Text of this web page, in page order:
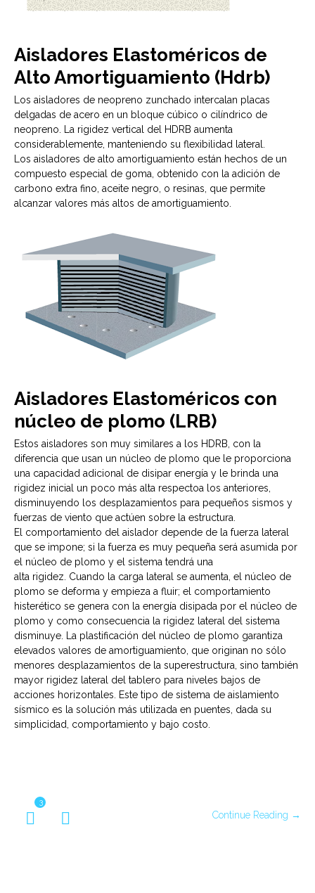
Aisladores Elastoméricos de
Alto Amortiguamiento (Hdrb)
Los aisladores de neopreno zunchado intercalan placas
delgadas de acero en un bloque cúbico o cilíndrico de
neopreno. La rigidez vertical del HDRB aumenta
considerablemente, manteniendo su flexibilidad lateral.
Los aisladores de alto amortiguamiento están hechos de un
compuesto especial de goma, obtenido con la adición de
carbono extra fino, aceite negro, o resinas, que permite
alcanzar valores más altos de amortiguamiento.
Aisladores Elastoméricos con
núcleo de plomo (LRB)
Estos aisladores son muy similares a los HDRB, con la
diferencia que usan un núcleo de plomo que le proporciona
una capacidad adicional de disipar energía y le brinda una
rigidez inicial un poco más alta respectoa los anteriores,
disminuyendo los desplazamientos para pequeños sismos y
fuerzas de viento que actúen sobre la estructura.
El comportamiento del aislador depende de la fuerza lateral
que se impone; si la fuerza es muy pequeña será asumida por
el núcleo de plomo y el sistema tendrá una
alta rigidez. Cuando la carga lateral se aumenta, el núcleo de
plomo se deforma y empieza a fluir; el comportamiento
histerético se genera con la energía disipada por el núcleo de
plomo y como consecuencia la rigidez lateral del sistema
disminuye. La plastificación del núcleo de plomo garantiza
elevados valores de amortiguamiento, que originan no sólo
menores desplazamientos de la superestructura, sino también
mayor rigidez lateral del tablero para niveles bajos de
acciones horizontales. Este tipo de sistema de aislamiento
sísmico es la solución más utilizada en puentes, dada su
simplicidad, comportamiento y bajo costo.
3
Continue Reading →